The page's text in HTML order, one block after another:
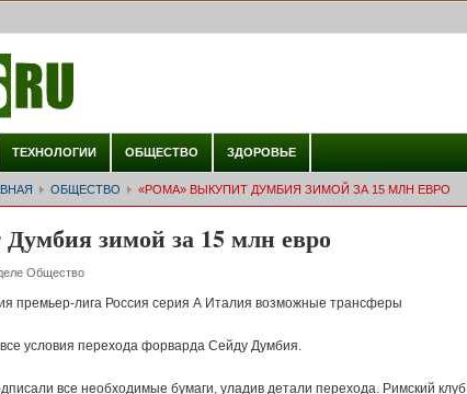
ТЕХНОЛОГИИ ОБЩЕСТВО ЗДОРОВЬЕ
ОБЩЕСТВО «РОМА» ВЫКУПИТ ДУМБИЯ ЗИМОЙ ЗА 15 МЛН ЕВРО
зимой за 15 млн евро
Общество
премьер-лига Россия серия А Италия возможные трансферы
условия перехода форварда Сейду Думбия.
все необходимые бумаги, уладив детали перехода. Римский клуб